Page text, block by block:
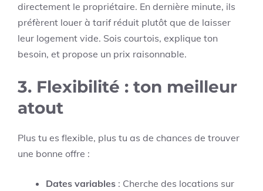
directement le propriétaire. En dernière minute, ils
préfèrent louer à tarif réduit plutôt que de laisser
leur logement vide. Sois courtois, explique ton
besoin, et propose un prix raisonnable.
3. Flexibilité : ton meilleur
atout
Plus tu es flexible, plus tu as de chances de trouver
une bonne offre :
Dates variables : Cherche des locations sur